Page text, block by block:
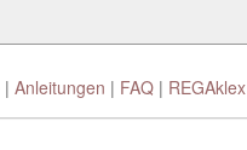
Anleitungen FAQ